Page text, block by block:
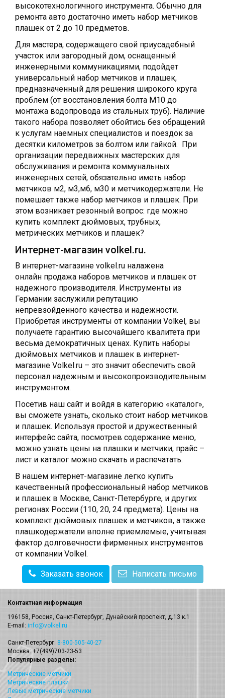
высокотехнологичного инструмента. Обычно для
ремонта авто достаточно иметь набор метчиков
плашек от 2 до 10 предметов.
Для мастера, содержащего свой приусадебный
участок или загородный дом, оснащенный
инженерными коммуникациями, подойдет
универсальный набор метчиков и плашек,
предназначенный для решения широкого круга
проблем (от восстановления болта М10 до
монтажа водопровода из стальных труб). Наличие
такого набора позволяет обойтись без обращений
к услугам наемных специалистов и поездок за
десятки километров за болтом или гайкой. При
организации передвижных мастерских для
обслуживания и ремонта коммунальных
инженерных сетей, обязательно иметь набор
метчиков м2, м3,м6, м30 и метчикодержатели. Не
помешает также набор метчиков и плашек. При
этом возникает резонный вопрос: где можно
купить комплект дюймовых, трубных,
метрических метчиков и плашек?
Интернет-магазин volkel.ru.
В интернет-магазине volkel.ru налажена
онлайн продажа наборов метчиков и плашек от
надежного производителя. Инструменты из
Германии заслужили репутацию
непревзойденного качества и надежности.
Приобретая инструменты от компании Volkel, вы
получаете гарантию высочайшего квалитета при
весьма демократичных ценах. Купить наборы
дюймовых метчиков и плашек в интернет-
магазине Volkel.ru – это значит обеспечить свой
персонал надежным и высокопроизводительным
инструментом.
Посетив наш сайт и войдя в категорию «каталог»,
вы сможете узнать, сколько стоит набор метчиков
и плашек. Используя простой и дружественный
интерфейс сайта, посмотрев содержание меню,
можно узнать цены на плашки и метчики, прайс –
лист и каталог можно скачать и распечатать.
В нашем интернет-магазине легко купить
качественный профессиональный набор метчиков
и плашек в Москве, Санкт-Петербурге, и других
регионах России (110, 20, 24 предмета). Цены на
комплект дюймовых плашек и метчиков, а также
плашкодержатели вполне приемлемые, учитывая
фактор долговечности фирменных инструментов
от компании Volkel.
Заказать звонок Написать письмо
Контактная информация
196158, Россия, Санкт-Петербург, Дунайский проспект, д.13 к.1
E-mail: info@volkel.ru
Санкт-Петербург: 8-800-505-40-27
Москва: +7(499)703-23-53
Популярные разделы:
Метрические метчики
Метрические плашки
Левые метрические метчики